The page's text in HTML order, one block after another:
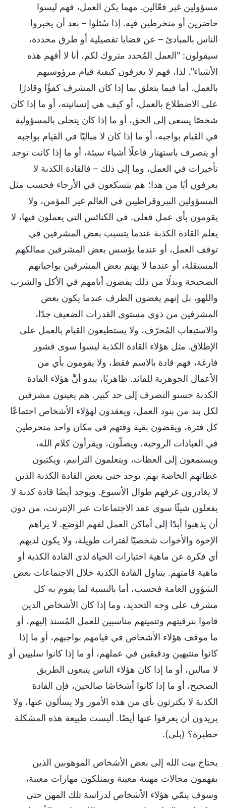
مسؤولين غير فعّالين. مهما يكن العمل، فهم ليسوا
حاضرين أو منخرطين فيه. إذا سُئلوا – بعد أن يخبروا
الناس بالمبادئ – عن قضايا تفصيلية أو طرق محددة،
سيقولون: "العمل المُحدد متروك لكم، أنا لا أفهم هذه
الأشياء". لذا، فهم لا يعرفون كيفية قيام مرؤوسيهم
بالعمل. أما فيما يتعلق بما إذا كان المشرف كفؤًا وقادرًا
على الاضطلاع بالعمل، أو كيف هي إنسانيته، أو ما إذا كان
شخصًا يسعى إلى الحق، أو ما إذا كان يتحلى بالمسؤولية
في القيام بواجبه، أو ما إذا كان لا مباليًا في القيام بواجبه
أو يتصرف باستهتار فاعلًا أشياء سيئة، أو ما إذا كانت توجد
تأخيرات في العمل، وما إلى ذلك – فالقادة الكذبة لا
يعرفون أيًا من هذا؛ هم يتسكعون في الأرجاء فحسب مثل
المسؤولين البيروقراطيين في العالم غير المؤمن، ولا
يقومون بأي عمل فعلي. في الكنائس التي يعملون فيها، لا
يعلم القادة الكذبة عندما يتسبب بعض المشرفين في
توقف العمل، أو عندما يؤسس بعض المشرفين ممالكهم
المستقلة، أو عندما لا يهتم بعض المشرفين بواجباتهم
الصحيحة وبدلًا من ذلك يقضون أيامهم في الأكل والشرب
واللهو، بل إنهم يغضون الطرف عندما يكون بعض
المشرفين من ذوي مستوى القدرات الضعيف جدًا،
والاستيعاب المُحرّف، ولا يستطيعون القيام بالعمل على
الإطلاق. مثل هؤلاء القادة الكذبة ليسوا سوى قشور
فارغة، فهم قادة بالاسم فقط، ولا يقومون بأي من
الأعمال الجوهرية للقائد. ظاهريًا، يبدو أنَّ هؤلاء القادة
الكذبة حسنو التصرف إلى حد كبير. هم يعينون مشرفين
لكل بند من بنود العمل، ويعقدون لهؤلاء الأشخاص اجتماعًا
كل فترة، ويقضون بقية وقتهم في مكان واحد منخرطين
في العبادات الروحية، ويصلّون، ويقرأون كلام الله،
ويستمعون إلى العظات، ويتعلمون الترانيم، ويكتبون
عظاتهم الخاصة بهم. يوجد حتى بعض القادة الكذبة الذين
لا يغادرون غرفهم طوال الأسبوع. ويوجد أيضًا قادة كذبة لا
يفعلون شيئًا سوى عقد الاجتماعات عبر الإنترنت، من دون
أن يذهبوا أبدًا إلى أماكن العمل لفهم الوضع. لا يراهم
الإخوة والأخوات شخصيًا لفترات طويلة، ولا يكون لديهم
أي فكرة عن ماهية اختبارات الحياة لدى القادة الكذبة أو
ماهية قامتهم. يتناول القادة الكذبة خلال الاجتماعات بعض
الشؤون العامة فحسب، أما بالنسبة لما يقوم به كل
مشرف على وجه التحديد، وما إذا كان الأشخاص الذين
قاموا بترقيتهم وتنميتهم مناسبين للعمل المُسند إليهم، أو
ما موقف هؤلاء الأشخاص في قيامهم بواجبهم، أو ما إذا
كانوا منتبهين ودقيقين في عملهم، أو ما إذا كانوا سلبيين أو
لا مبالين، أو ما إذا كان هؤلاء الناس يتبعون الطريق
الصحيح، أو ما إذا كانوا أشخاصًا صالحين، فإن القادة
الكذبة لا يكترثون بأي من هذه الأمور ولا يسألون عنها، ولا
يريدون أن يعرفوا عنها أيضًا. أليست طبيعة هذه المشكلة
خطيرة؟ (بلى).
يحتاج بيت الله إلى بعض الأشخاص الموهوبين الذين
يفهمون مجالات مهنية معينة ويمتلكون مهارات معينة،
وسوف ينمّي هؤلاء الأشخاص لدراسة تلك المهن حتى